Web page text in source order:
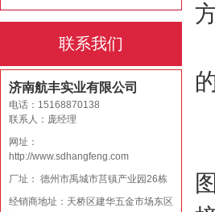
联系我们
济南航丰实业有限公司
电话：15168870138
联系人：庞经理
网址：
http://www.sdhangfeng.com
厂址： 德州市禹城市莒镇产业园26栋
经销商地址：天桥区建华五金市场东区